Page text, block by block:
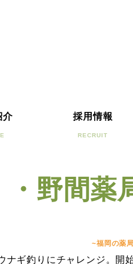
介 採用情報
RECRUIT
野間薬
~福岡の薬
ナギ釣りにチャレンジ。